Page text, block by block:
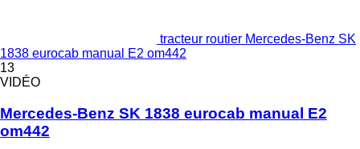
tracteur routier Mercedes-Benz SK
1838 eurocab manual E2 om442
13
VIDÉO
Mercedes-Benz SK 1838 eurocab manual E2
om442